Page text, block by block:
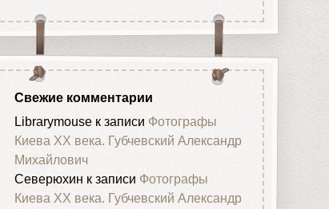
Свежие комментарии
Librarymouseк записи Фотографы
Киева XX века. Губчевский Александр
Михайлович
Северюхин к записи Фотографы
Киева XX века. Губчевский Александр